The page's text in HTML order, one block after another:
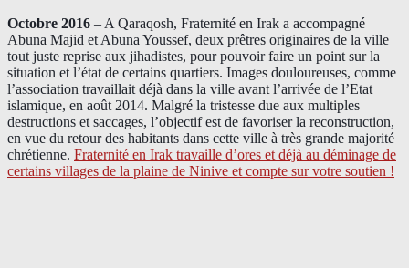
Octobre 2016 – A Qaraqosh, Fraternité en Irak a accompagné
Abuna Majid et Abuna Youssef, deux prêtres originaires de la ville
tout juste reprise aux jihadistes, pour pouvoir faire un point sur la
situation et l’état de certains quartiers. Images douloureuses, comme
l’association travaillait déjà dans la ville avant l’arrivée de l’Etat
islamique, en août 2014. Malgré la tristesse due aux multiples
destructions et saccages, l’objectif est de favoriser la reconstruction,
en vue du retour des habitants dans cette ville à très grande majorité
chrétienne. Fraternité en Irak travaille d’ores et déjà au déminage de
certains villages de la plaine de Ninive et compte sur votre soutien !